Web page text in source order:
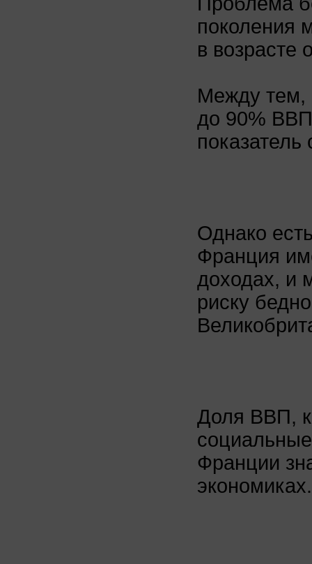
поколения
в возрасте
Между тем,
до 90%
Однако
Франция
доходах, и
риску
Доля ВВП,
Франции
экономиках.